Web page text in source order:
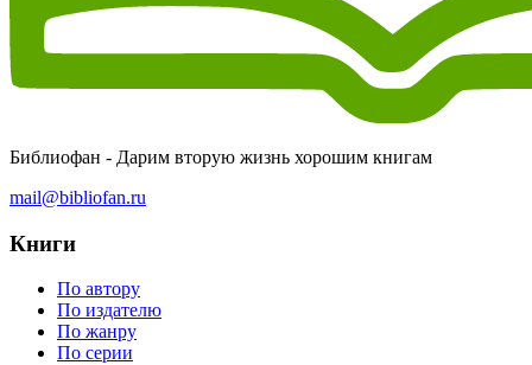
Библиофан - Дарим вторую жизнь хорошим книгам
mail@bibliofan.ru
Книги
По автору
По издателю
По жанру
По серии